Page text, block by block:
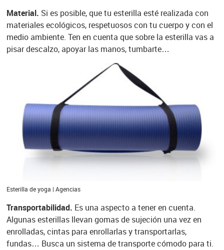
Material. Si es posible, que tu esterilla esté realizada con
materiales ecológicos, respetuosos con tu cuerpo y con el
medio ambiente. Ten en cuenta que sobre la esterilla vas a
pisar descalzo, apoyar las manos, tumbarte…
Esterilla de yoga | Agencias
Transportabilidad. Es una aspecto a tener en cuenta.
Algunas esterillas llevan gomas de sujeción una vez en
enrolladas, cintas para enrollarlas y transportarlas,
fundas… Busca un sistema de transporte cómodo para ti.